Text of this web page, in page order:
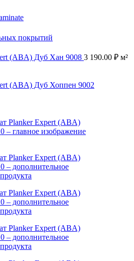
покрытий
(ABA) Дуб Хан 9008 3 190.00 ₽ м²
(ABA) Дуб Хоппен 9002